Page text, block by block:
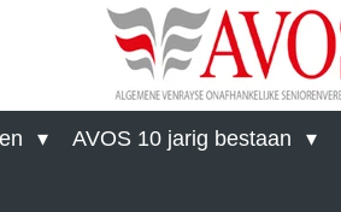
AVOS 10 jarig bestaan